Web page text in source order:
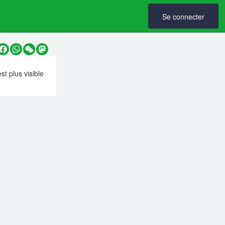
Se connecter
Facebook
WhatsApp
WeChatMastodon
plus visible